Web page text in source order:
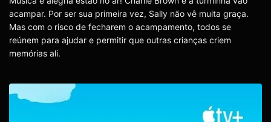
acampar. Por ser sua primeira vez, Sally não vê muita graça.
Mas com o risco de fecharem o acampamento, todos se
reúnem para ajudar e permitir que outras crianças criem
memórias ali.